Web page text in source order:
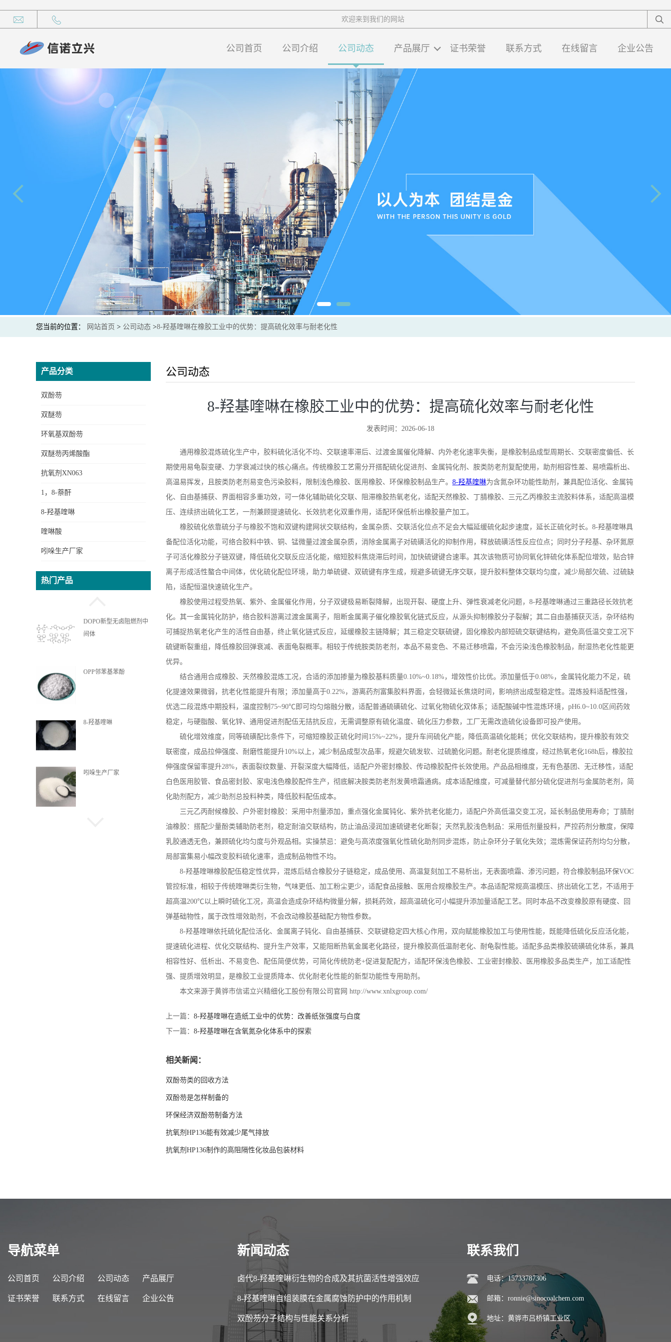
欢迎来到我们的网站
公司首页 公司介绍 公司动态 产品展厅 证书荣誉 联系方式 在线留言 企业公告
您当前的位置： 网站首页 > 公司动态 >8-羟基喹啉在橡胶工业中的优势：提高硫化效率与耐老化性
产品分类
双酚芴
双醚芴
环氧基双酚芴
双醚芴丙烯酸酯
抗氧剂XN063
1，8-萘酐
8-羟基喹啉
喹啉酸
吲哚生产厂家
热门产品
OPPEA苯基苯酚乙氧基丙
DOPO新型无卤阻燃剂中
间体
OPP邻苯基苯酚
8-羟基喹啉
吲哚生产厂家
公司动态
8-羟基喹啉在橡胶工业中的优势：提高硫化效率与耐老化性
发表时间：2026-06-18
通用橡胶混炼硫化生产中，胶料硫化活化不均、交联速率滞后、过渡金属催化降解、内外老化速率失衡，是橡胶制品成型周期长、交联密度偏低、长
期使用易龟裂变硬、力学衰减过快的核心痛点。传统橡胶工艺需分开搭配硫化促进剂、金属钝化剂、胺类防老剂复配使用，助剂相容性差、易喷霜析出、
高温易挥发，且胺类防老剂易变色污染胶料，限制浅色橡胶、医用橡胶、环保橡胶制品生产。 8-羟基喹啉为含氮杂环功能性助剂，兼具配位活化、金属钝
化、自由基捕获、界面相容多重功效，可一体化辅助硫化交联、阻滞橡胶热氧老化，适配天然橡胶、丁腈橡胶、三元乙丙橡胶主流胶料体系，适配高温模
压、连续挤出硫化工艺，一剂兼顾提速硫化、长效抗老化双重作用，适配环保低析出橡胶量产加工。
橡胶硫化依靠硫分子与橡胶不饱和双键构建网状交联结构，金属杂质、交联活化位点不足会大幅延缓硫化起步速度，延长正硫化时长。 8-羟基喹啉具
备配位活化功能，可络合胶料中铁、铜、锰微量过渡金属杂质，消除金属离子对硫磺活化的抑制作用，释放硫磺活性反应位点；同时分子羟基、杂环氮原
子可活化橡胶分子链双键，降低硫化交联反应活化能，缩短胶料焦烧滞后时间，加快硫键键合速率。其次该物质可协同氧化锌硫化体系配位增效，贴合锌
离子形成活性螯合中间体，优化硫化配位环境，助力单硫键、双硫键有序生成，规避多硫键无序交联，提升胶料整体交联均匀度，减少局部欠硫、过硫缺
陷，适配恒温快速硫化生产。
橡胶使用过程受热氧、紫外、金属催化作用，分子双键极易断裂降解，出现开裂、硬度上升、弹性衰减老化问题， 8-羟基喹啉通过三重路径长效抗老
化。其一金属钝化防护，络合胶料游离过渡金属离子，阻断金属离子催化橡胶氧化链式反应，从源头抑制橡胶分子裂解；其二自由基捕获灭活，杂环结构
可捕捉热氧老化产生的活性自由基，终止氧化链式反应，延缓橡胶主链降解；其三稳定交联硫键，固化橡胶内部短硫交联键结构，避免高低温交变工况下
硫键断裂重组，降低橡胶回弹衰减、表面龟裂概率。相较于传统胺类防老剂，本品不易变色、不易迁移喷霜，不会污染浅色橡胶制品，耐湿热老化性能更
优异。
结合通用合成橡胶、天然橡胶混炼工况，合适的添加掺量为橡胶基料质量0.10%~0.18%，增效性价比优。添加量低于0.08%，金属钝化能力不足，硫
化提速效果微弱，抗老化性能提升有限；添加量高于0.22%，游离药剂富集胶料界面，会轻微延长焦烧时间，影响挤出成型稳定性。混炼投料适配性强，
优选二段混炼中期投料，温度控制 75~90℃即可均匀熔融分散，适配普通硫磺硫化、过氧化物硫化双体系；适配酸碱中性混炼环境， pH6.0~10.0 区间药效
稳定，与硬脂酸、氧化锌、通用促进剂配伍无拮抗反应，无需调整原有硫化温度、硫化压力参数，工厂无需改造硫化设备即可投产使用。
硫化增效维度，同等硫磺配比条件下，可缩短橡胶正硫化时间 15%~22%，提升车间硫化产能，降低高温硫化能耗；优化交联结构，提升橡胶有效交
联密度，成品拉伸强度、耐磨性能提升10%以上，减少制品成型次品率，规避欠硫发软、过硫脆化问题。耐老化提质维度，经过热氧老化168h后，橡胶拉
伸强度保留率提升28%，表面裂纹数量、开裂深度大幅降低，适配户外密封橡胶、传动橡胶配件长效使用。产品品相维度，无有色基团、无迁移性，适配
白色医用胶管、食品密封胶、家电浅色橡胶配件生产，彻底解决胺类防老剂发黄喷霜通病。成本适配维度，可减量替代部分硫化促进剂与金属防老剂，简
化助剂配方，减少助剂总投料种类，降低胶料配伍成本。
三元乙丙耐候橡胶、户外密封橡胶：采用中剂量添加，重点强化金属钝化、紫外抗老化能力，适配户外高低温交变工况，延长制品使用寿命；丁腈耐
油橡胶：搭配少量酚类辅助防老剂，稳定耐油交联结构，防止油品浸润加速硫键老化断裂；天然乳胶浅色制品：采用低剂量投料，严控药剂分散度，保障
乳胶通透无色，兼顾硫化均匀度与外观品相。实操禁忌：避免与高浓度强氧化性硫化助剂同步混炼，防止杂环分子氧化失效；混炼需保证药剂均匀分散，
局部富集易小幅改变胶料硫化速率，造成制品物性不均。
8-羟基喹啉橡胶配伍稳定性优异，混炼后结合橡胶分子链稳定，成品使用、高温复刻加工不易析出，无表面喷霜、渗污问题，符合橡胶制品环保VOC
管控标准，相较于传统喹啉类衍生物，气味更低、加工粉尘更少，适配食品接触、医用合规橡胶生产。本品适配常规高温模压、挤出硫化工艺，不适用于
超高温200℃以上瞬时硫化工况，高温会造成杂环结构微量分解，损耗药效，超高温硫化可小幅提升添加量适配工艺。同时本品不改变橡胶原有硬度、回
弹基础物性，属于改性增效助剂，不会改动橡胶基础配方物性参数。
8-羟基喹啉依托硫化配位活化、金属离子钝化、自由基捕获、交联键稳定四大核心作用，双向赋能橡胶加工与使用性能，既能降低硫化反应活化能，
提速硫化进程、优化交联结构、提升生产效率，又能阻断热氧金属老化路径，提升橡胶高低温耐老化、耐龟裂性能。适配多品类橡胶硫磺硫化体系，兼具
相容性好、低析出、不易变色、配伍简便优势，可简化传统防老+促进复配配方，适配环保浅色橡胶、工业密封橡胶、医用橡胶多品类生产，加工适配性
强、提质增效明显，是橡胶工业提质降本、优化耐老化性能的新型功能性专用助剂。
本文来源于黄骅市信诺立兴精细化工股份有限公司官网 http://www.xnlxgroup.com/
上一篇： 8-羟基喹啉在造纸工业中的优势：改善纸张强度与白度
下一篇： 8-羟基喹啉在含氧氮杂化体系中的探索
相关新闻：
双酚芴类的回收方法
双酚芴是怎样制备的
环保经济双酚芴制备方法
抗氧剂HP136能有效减少尾气排放
抗氧剂HP136制作的高阻隔性化妆品包装材料
导航菜单
公司首页 公司介绍 公司动态 产品展厅
证书荣誉 联系方式 在线留言 企业公告
新闻动态
卤代8-羟基喹啉衍生物的合成及其抗菌活性增强效应
8-羟基喹啉自组装膜在金属腐蚀防护中的作用机制
双酚芴分子结构与性能关系分析
联系我们
电话：15733787306
邮箱： ronnie@sinocoalchem.com
地址：黄骅市吕桥镇工业区